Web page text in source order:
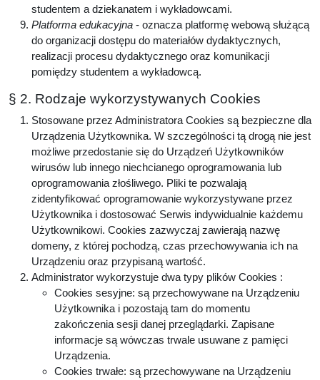
studentem a dziekanatem i wykładowcami.
Platforma edukacyjna - oznacza platformę webową służącą
do organizacji dostępu do materiałów dydaktycznych,
realizacji procesu dydaktycznego oraz komunikacji
pomiędzy studentem a wykładowcą.
§ 2. Rodzaje wykorzystywanych Cookies
Stosowane przez Administratora Cookies są bezpieczne dla
Urządzenia Użytkownika. W szczególności tą drogą nie jest
możliwe przedostanie się do Urządzeń Użytkowników
wirusów lub innego niechcianego oprogramowania lub
oprogramowania złośliwego. Pliki te pozwalają
zidentyfikować oprogramowanie wykorzystywane przez
Użytkownika i dostosować Serwis indywidualnie każdemu
Użytkownikowi. Cookies zazwyczaj zawierają nazwę
domeny, z której pochodzą, czas przechowywania ich na
Urządzeniu oraz przypisaną wartość.
Administrator wykorzystuje dwa typy plików Cookies :
Cookies sesyjne: są przechowywane na Urządzeniu
Użytkownika i pozostają tam do momentu
zakończenia sesji danej przeglądarki. Zapisane
informacje są wówczas trwale usuwane z pamięci
Urządzenia.
Cookies trwałe: są przechowywane na Urządzeniu